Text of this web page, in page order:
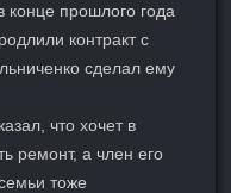
конце прошлого года
контракт с
сделал ему
что хочет в
ремонт, а член его
тоже